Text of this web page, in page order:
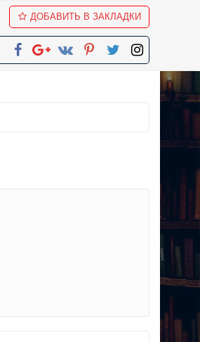
ДОБАВИТЬ В ЗАКЛАДКИ